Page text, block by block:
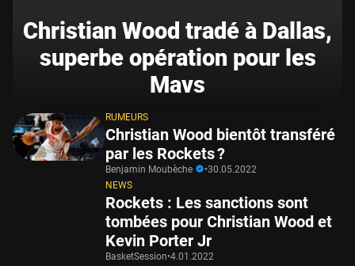
Christian Wood tradé à Dallas,
superbe opération pour les
Mavs
RUMEURS
Christian Wood bientôt transféré
par les Rockets ?
Benjamin Moubèche •30.05.2022
NEWS
Rockets : Les sanctions sont
tombées pour Christian Wood et
Kevin Porter Jr
BasketSession•4.01.2022